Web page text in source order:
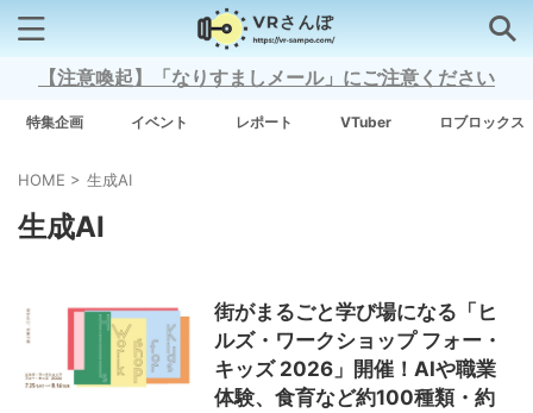
検索はコチラから
Grow A Garden（庭を成長させる）
Meta Quest 3
【注意喚起】「なりすましメール」にご注意ください
特集企画 イベント レポート VTuber ロブロックス
HOME > 生成AI
生成AI
街がまるごと学び場になる「ヒ
ルズ・ワークショップ フォー・
キッズ 2026」開催！AIや職業
体験、食育など約100種類・約